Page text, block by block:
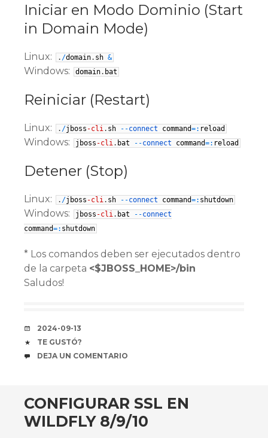
Iniciar en Modo Dominio (Start
in Domain Mode)
Linux: . /domain. sh &
Windows: domain. bat
Reiniciar (Restart)
Linux: . /jboss -cli. sh --connect command=: reload
Windows: jboss -cli. bat --connect command=: reload
Detener (Stop)
Linux: . /jboss -cli. sh --connect command=: shutdown
Windows: jboss -cli. bat --connect
command=: shutdown
* Los comandos deben ser ejecutados dentro
de la carpeta <$JBOSS_HOME>/bin
Saludos!
FECHA
2024-09-13
COFFEE
TE GUSTÓ?
COMENTARIOS
DEJA UN COMENTARIO
CONFIGURAR SSL EN
WILDFLY 8/9/10